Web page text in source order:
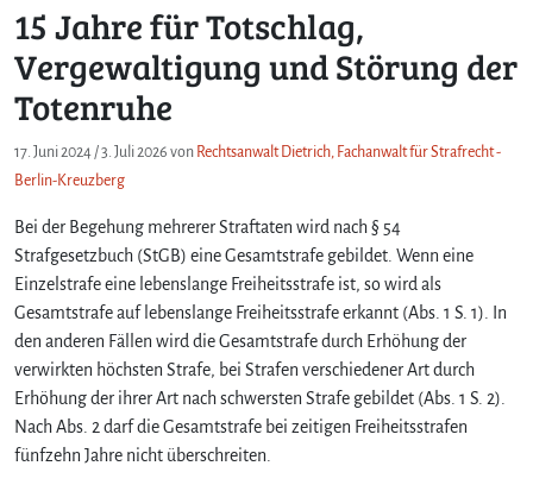
15 Jahre für Totschlag,
Vergewaltigung und Störung der
Totenruhe
17. Juni 2024 /3. Juli 2026 von Rechtsanwalt Dietrich, Fachanwalt für Strafrecht -
Berlin-Kreuzberg
Bei der Begehung mehrerer Straftaten wird nach § 54
Strafgesetzbuch (StGB) eine Gesamtstrafe gebildet. Wenn eine
Einzelstrafe eine lebenslange Freiheitsstrafe ist, so wird als
Gesamtstrafe auf lebenslange Freiheitsstrafe erkannt (Abs. 1 S. 1). In
den anderen Fällen wird die Gesamtstrafe durch Erhöhung der
verwirkten höchsten Strafe, bei Strafen verschiedener Art durch
Erhöhung der ihrer Art nach schwersten Strafe gebildet (Abs. 1 S. 2).
Nach Abs. 2 darf die Gesamtstrafe bei zeitigen Freiheitsstrafen
fünfzehn Jahre nicht überschreiten.